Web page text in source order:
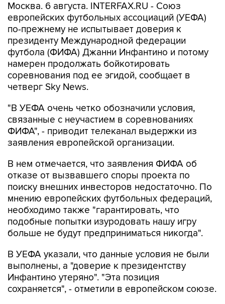
Москва. 6 августа. INTERFAX.RU - Союз
европейских футбольных ассоциаций (УЕФА)
по-прежнему не испытывает доверия к
президенту Международной федерации
футбола (ФИФА) Джанни Инфантино и потому
намерен продолжать бойкотировать
соревнования под ее эгидой, сообщает в
четверг Sky News.
"В УЕФА очень четко обозначили условия,
связанные с неучастием в соревнованиях
ФИФА", - приводит телеканал выдержки из
заявления европейской организации.
В нем отмечается, что заявления ФИФА об
отказе от вызвавшего споры проекта по
поиску внешних инвесторов недостаточно. По
мнению европейских футбольных федераций,
необходимо также "гарантировать, что
подобные попытки изуродовать нашу игру
больше не будут предприниматься никогда".
В УЕФА указали, что данные условия не были
выполнены, а "доверие к президентству
Инфантино утеряно". "Эта позиция
сохраняется", - отметили в европейском союзе.